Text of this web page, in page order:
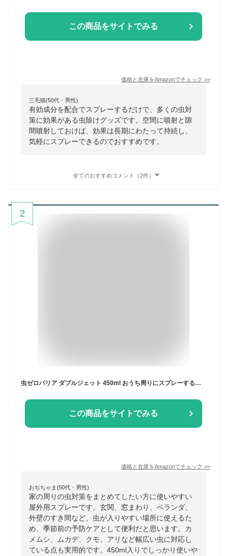
この商品をサイトでみる
価格と在庫をAmazonでチェック >>
三毛猫(50代・男性)
有効成分を配合でスプレーするだけで、多くの虫対
策に効果がある虫除けグッズです。空間に噴射と隙
間噴射しておけば、効果は長期にわたって持続し、
気軽にスプレーできるのでおすすめです。
全てのおすすめコメント（2件）
2
虫ゼロバリア ダブルジェット 450ml おうち周りにスプレーするだけで効果1年持続 屋外用 カメムシ ムカデ クモ アリ 駆除 虫除け 殺虫剤 速効 天然成分 フマキラー
この商品をサイトでみる
価格と在庫をAmazonでチェック >>
おぢちゃま(50代・男性)
家の周りの虫対策をまとめてしたい方に使いやすい
屋外用スプレーです。玄関、窓まわり、ベランダ、
外壁のすき間など、虫が入りやすい場所に使えるた
め、季節前の予防ケアとして便利だと思います。カ
メムシ、ムカデ、クモ、アリなど幅広い虫に対応し
ている点も実用的です。450ml入りでしっかり使いや